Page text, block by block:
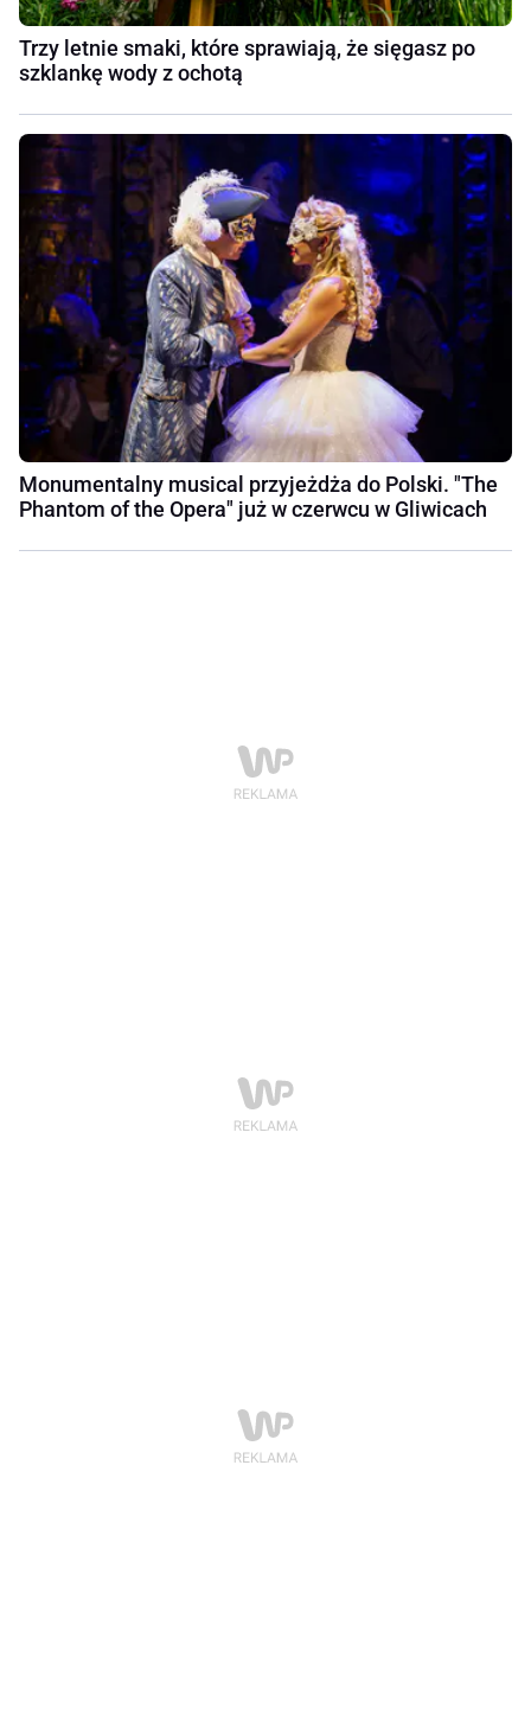
Trzy letnie smaki, które sprawiają, że sięgasz po
szklankę wody z ochotą
Monumentalny musical przyjeżdża do Polski. "The
Phantom of the Opera" już w czerwcu w Gliwicach